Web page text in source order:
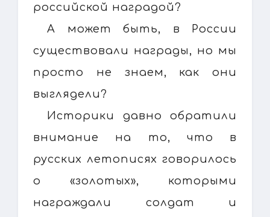
российской наградой?
А может быть, в России
существовали награды, но мы
просто не знаем, как они
выглядели?
Историки давно обратили
внимание на то, что в
русских летописях говорилось
о «золотых», которыми
награждали солдат и